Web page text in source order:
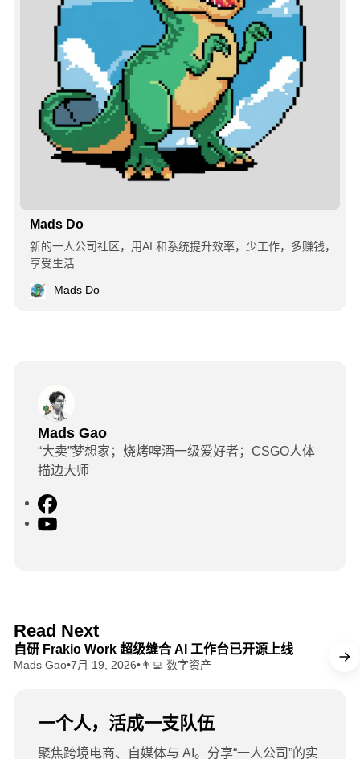
Mads Do
新的一人公司社区，用AI 和系统提升效率，少工作，多赚钱，
享受生活
Mads Do
Mads Gao
“大卖”梦想家；烧烤啤酒一级爱好者；CSGO人体
描边大师
F
a
k
Y
e
Read Next
自研 Frakio Work 超级缝合 AI 工作台已开源上线
Mads Gao•7月 19, 2026•👨‍💻 数字资产
一个人，活成一支队伍
聚焦跨境电商、自媒体与 AI。分享“一人公司”的实